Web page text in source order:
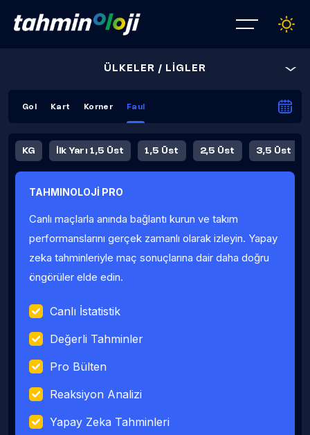
ÜLKELER / LİGLER
Gol Kart Korner Faul
KG İlk Yarı 1,5 Üst 1,5 Üst 2,5 Üst 3,5 Üst
Fauller Ortalama
TAHMINOLOJİ PRO
Canlı maçlarla anında bağlantı kurun ve takım
performanslarını gerçek zamanlı olarak izleyin. Yapay
zeka tahminleriyle maç sonuçlarına dair daha doğru
öngörüler elde edin.
Canlı İstatistik
Değerli Tahminler
Pro Bülten
Reaksiyon Analizi
Yapay Zeka Tahminleri